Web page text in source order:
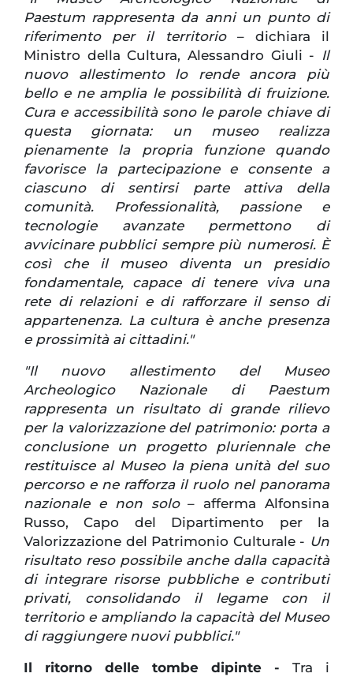
Paestum rappresenta da anni un punto di
riferimento per il territorio – dichiara il
Ministro della Cultura, Alessandro Giuli - Il
nuovo allestimento lo rende ancora più
bello e ne amplia le possibilità di fruizione.
Cura e accessibilità sono le parole chiave di
questa giornata: un museo realizza
pienamente la propria funzione quando
favorisce la partecipazione e consente a
ciascuno di sentirsi parte attiva della
comunità. Professionalità, passione e
tecnologie avanzate permettono di
avvicinare pubblici sempre più numerosi. È
così che il museo diventa un presidio
fondamentale, capace di tenere viva una
rete di relazioni e di rafforzare il senso di
appartenenza. La cultura è anche presenza
e prossimità ai cittadini."
"Il nuovo allestimento del Museo
Archeologico Nazionale di Paestum
rappresenta un risultato di grande rilievo
per la valorizzazione del patrimonio: porta a
conclusione un progetto pluriennale che
restituisce al Museo la piena unità del suo
percorso e ne rafforza il ruolo nel panorama
nazionale e non solo– afferma Alfonsina
Russo, Capo del Dipartimento per la
Valorizzazione del Patrimonio Culturale - Un
risultato reso possibile anche dalla capacità
di integrare risorse pubbliche e contributi
privati, consolidando il legame con il
territorio e ampliando la capacità del Museo
di raggiungere nuovi pubblici."
Il ritorno delle tombe dipinte - Tra i